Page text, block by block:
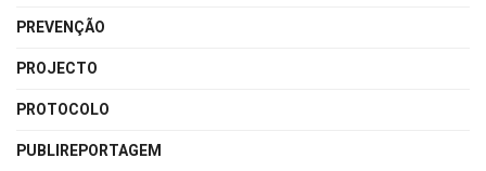
PREVENÇÃO
PROJECTO
PROTOCOLO
PUBLIREPORTAGEM